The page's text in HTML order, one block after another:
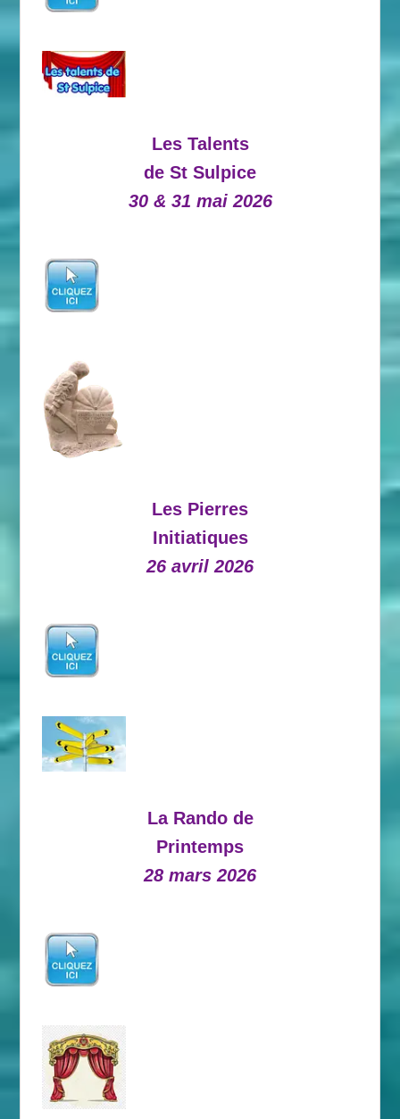
Les Talents
de St Sulpice
30 & 31 mai 2026
Les Pierres
Initiatiques
26 avril 2026
La Rando de
Printemps
28 mars 2026